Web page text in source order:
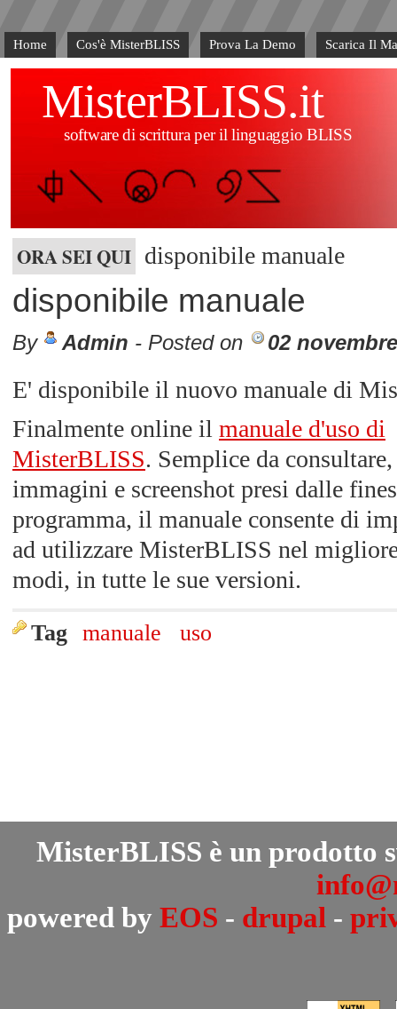
Home Cos'è MisterBLISS Prova La Demo Scarica Il
MisterBLISS.it
software di scrittura per il linguaggio BLISS
ORA SEI QUI disponibile manuale
disponibile manuale
By Admin - Posted on 02
E' disponibile il nuovo manuale di
Finalmente online il manuale d'uso di
MisterBLISS. Semplice da
immagini e screenshot presi dalle
programma, il manuale consente di
ad utilizzare MisterBLISS nel
modi, in tutte le sue versioni.
Tag manuale uso
MisterBLISS è un prodotto
powered by EOS - drupal -